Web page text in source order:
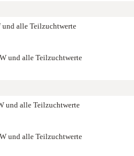
alle Teilzuchtwerte
und alle Teilzuchtwerte
und alle Teilzuchtwerte
und alle Teilzuchtwerte